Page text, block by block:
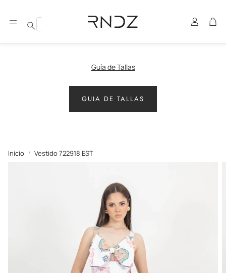
Buscar
Cuenta
Guía de Tallas
GUIA DE TALLAS
Inicio Vestido 722918 EST